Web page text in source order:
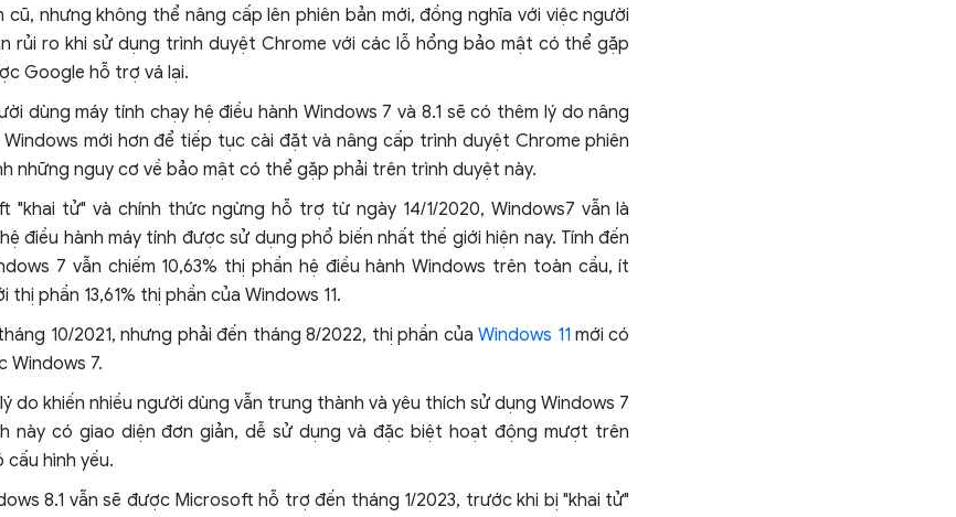
cũ, nhưng không thể nâng cấp lên phiên bản mới, đồng nghĩa với việc người
rủi ro khi sử dụng trình duyệt Chrome với các lỗ hổng bảo mật có thể gặp
Google hỗ trợ vá lại.
dùng máy tính chạy hệ điều hành Windows 7 và 8.1 sẽ có thêm lý do nâng
mới hơn để tiếp tục cài đặt và nâng cấp trình duyệt Chrome phiên
những nguy cơ về bảo mật có thể gặp phải trên trình duyệt này.
"khai tử" và chính thức ngừng hỗ trợ từ ngày 14/1/2020, Windows7 vẫn là
điều hành máy tính được sử dụng phổ biến nhất thế giới hiện nay. Tính đến
7 vẫn chiếm 10,63% thị phần hệ điều hành Windows trên toàn cầu, ít
phần 13,61% thị phần của Windows 11.
10/2021, nhưng phải đến tháng 8/2022, thị phần củaWindows 11 mới có
Windows 7.
do khiến nhiều người dùng vẫn trung thành và yêu thích sử dụng Windows 7
này có giao diện đơn giản, dễ sử dụng và đặc biệt hoạt động mượt trên
hình yếu.
8.1 vẫn sẽ được Microsoft hỗ trợ đến tháng 1/2023, trước khi bị "khai tử"